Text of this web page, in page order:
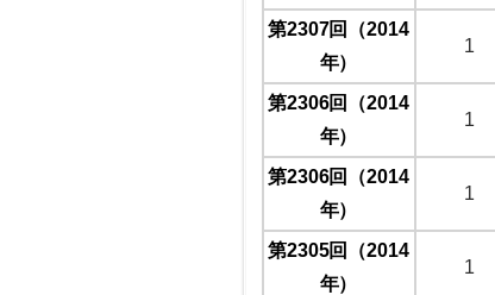
第2307回（2014
年）
1
第2306回（2014
年）
1
第2306回（2014
年）
1
第2305回（2014
年）
1